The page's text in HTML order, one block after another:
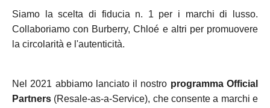
Siamo la scelta di fiducia n. 1 per i marchi di lusso.
Collaboriamo con Burberry, Chloé e altri per promuovere
la circolarità e l'autenticità.
Nel 2021 abbiamo lanciato il nostro programma Official
Partners (Resale-as-a-Service), che consente a marchi e